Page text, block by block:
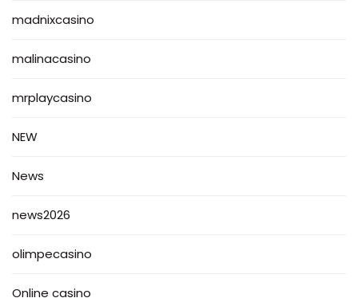
madnixcasino
malinacasino
mrplaycasino
NEW
News
news2026
olimpecasino
Online casino